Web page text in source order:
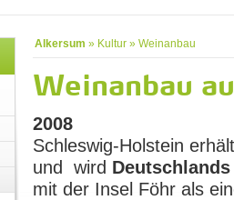
Alkersum » Kultur » Weinanbau
Weinanbau
2008
Schleswig-Holstein
und wird
mit der Insel Föhr als